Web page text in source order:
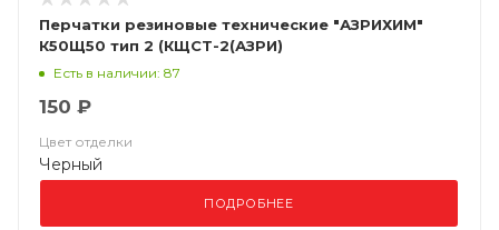
Перчатки резиновые технические "АЗРИХИМ"
К50Щ50 тип 2 (КЩСТ-2(АЗРИ)
Есть в наличии: 87
150 ₽
Цвет отделки
Черный
ПОДРОБНЕЕ